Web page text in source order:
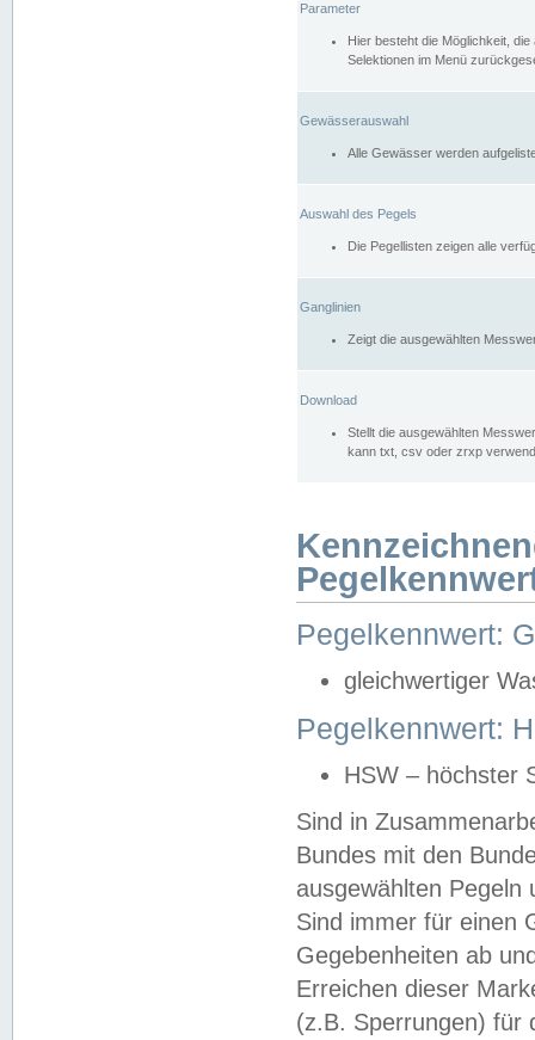
Parameter
Hier besteht die Möglichkeit,
Selektionen im Menü
Gewässerauswahl
Alle Gewässer werden
Auswahl des Pegels
Die Pegellisten zeigen alle
Ganglinien
Zeigt die ausgewählten
Download
Stellt die ausgewählten
kann txt, csv oder zrxp
Pegelkennwert:
gleichwertiger
Pegelkennwert:
HSW – höchster
Sind in
Bundes mit den
ausgewählten
Sind immer für einen
Gegebenheiten ab
Erreichen dieser
(z.B. Sperrungen) für